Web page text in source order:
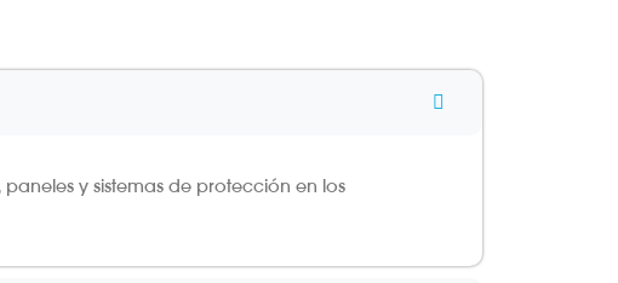
y sistemas de protección en los